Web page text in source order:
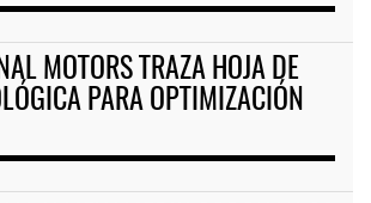
MOTORS TRAZA HOJA DE
PARA OPTIMIZACIÓN